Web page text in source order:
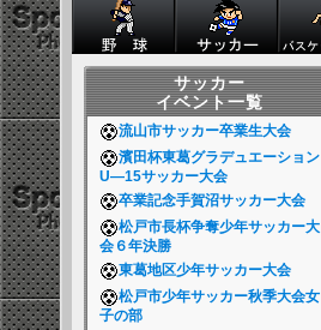
サッカー
イベント一覧
流山市サッカー卒業生大会
濱田杯東葛グラデュエーション
U―15サッカー大会
卒業記念手賀沼サッカー大会
松戸市長杯争奪少年サッカー大
会６年決勝
東葛地区少年サッカー大会
松戸市少年サッカー秋季大会女
子の部